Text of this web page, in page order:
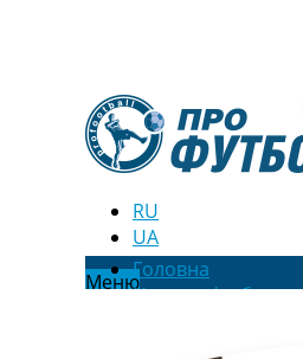
RU
UA
МенюГоловна
Новини футболу